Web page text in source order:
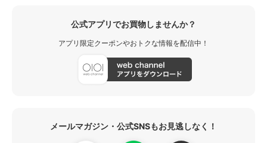
公式アプリでお買物しませんか？
アプリ限定クーポンやおトクな情報を配信中！
メールマガジン・公式SNSもお見逃しなく！